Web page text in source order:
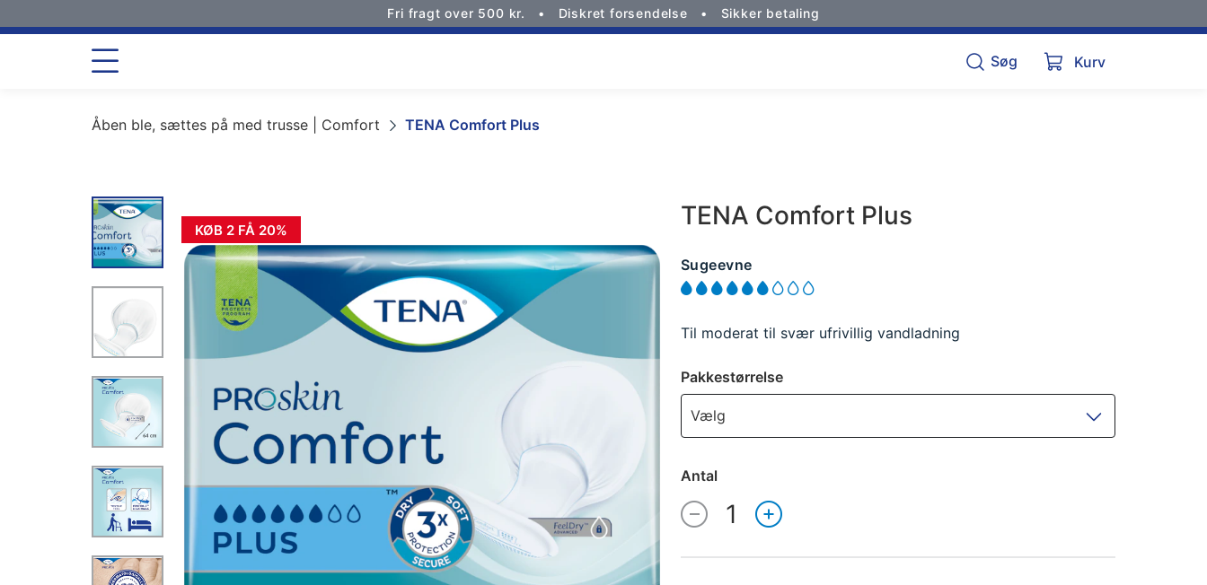
Fri fragt over 500 kr. Diskret forsendelse Sikker betaling
Søg Kurv
Åben ble, sættes på med trusse | Comfort TENA Comfort Plus
KØB 2 FÅ 20% TENA Comfort Plus
Sugeevne
Til moderat til svær ufrivillig vandladning
Pakkestørrelse
Vælg
Antal
Antal 1